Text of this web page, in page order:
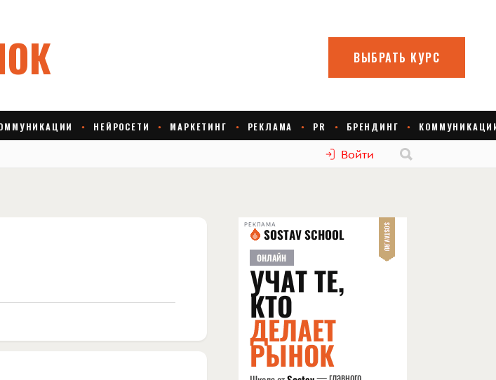
Войти
РЕКЛАМА